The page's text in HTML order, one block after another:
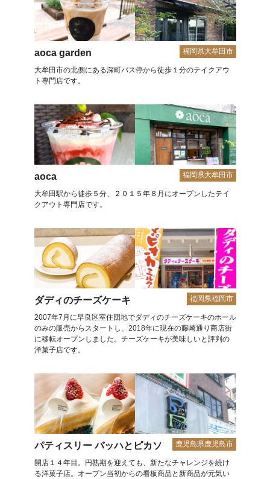
aoca garden 福岡県大牟田市
大牟田市の北側にある深町バス停から徒歩１分のテイクアウ
ト専門店です。
aoca 福岡県大牟田市
大牟田駅から徒歩５分、２０１５年８月にオープンしたテイ
クアウト専門店です。
ダディのチーズケーキ 福岡県福岡市
2007年7月に早良区室住団地でダディのチーズケーキのホール
のみの販売からスタートし、2018年に現在の藤崎通り商店街
に移転オープンしました。チーズケーキが美味しいと評判の
洋菓子店です。
パティスリー バッハとピカソ 鹿児島県鹿児島市
開店１４年目。円熟期を迎えても、新たなチャレンジを続け
る洋菓子店。オープン当初からの看板商品と新商品が元気い